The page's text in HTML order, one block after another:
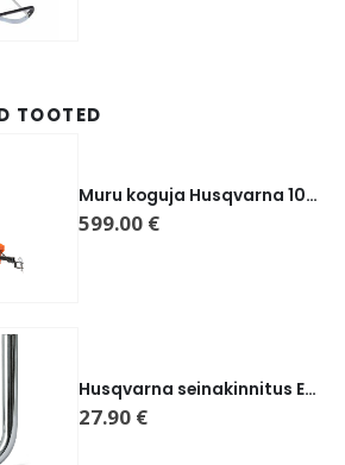
TOOTED
Muru koguja Husqvarna 107cm
599.00 €
Husqvarna seinakinnitus EPOS® tugijaamale
27.90 €